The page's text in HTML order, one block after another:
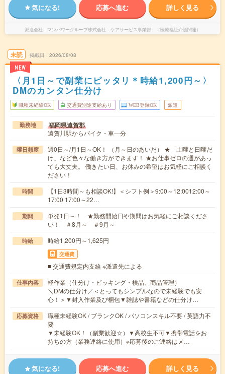
気になる! 応募へ進む 詳しく見る
派遣会社 マンパワーグループ株式会社 ケアサービス事業部 （医療福祉介護関連）
未読
NEW
掲載日 2026/08/08
〈月1日～で副業にピッタリ＊時給1,200円～〉
DMのカンタン仕分け
職種未経験OK 交通費別途支給あり WEB登録OK 派遣
勤務地 福岡県遠賀郡
遠賀川駅からバイク・車---分
曜日頻度
週0日～/月1日～OK！ （月～日のあいだ） ★「土曜と日曜だ
け」など色々な働き方ができます！ ★お仕事ゼロの週があっ
ても大丈夫。 働きたい日、お休みの希望はお気軽にご相談く
ださい！
時間
【1日3時間～も相談OK!】＜シフト例＞9:00～12:0012:00～
17:00 17:00～22…
期間
単発1日～！ ★勤務開始日や期間はお気軽にご相談くださ
い！ ＃8月～ ＃9月～
時給 時給1,200円～1,625円
交通費
■ 交通費規定内支給 ※派遣先による
仕事内容
軽作業（仕分け・ピッキング・検品、商品管理）
＼DMの仕分け／＜とってもシンプルなので未経験でも安
心！＞▼封入作業及び梱包▼雑誌や書籍などの仕分け…
応募資格
職種未経験OK / ブランクOK / パソコンスキル不要 / 英語力不
要
▼未経験OK！（副業歓迎☆）▼高校生不可▼携帯電話をお
持ちの方（業務連絡に使用）※応募後のご連絡はメ…
気になる! 応募へ進む 詳しく見る